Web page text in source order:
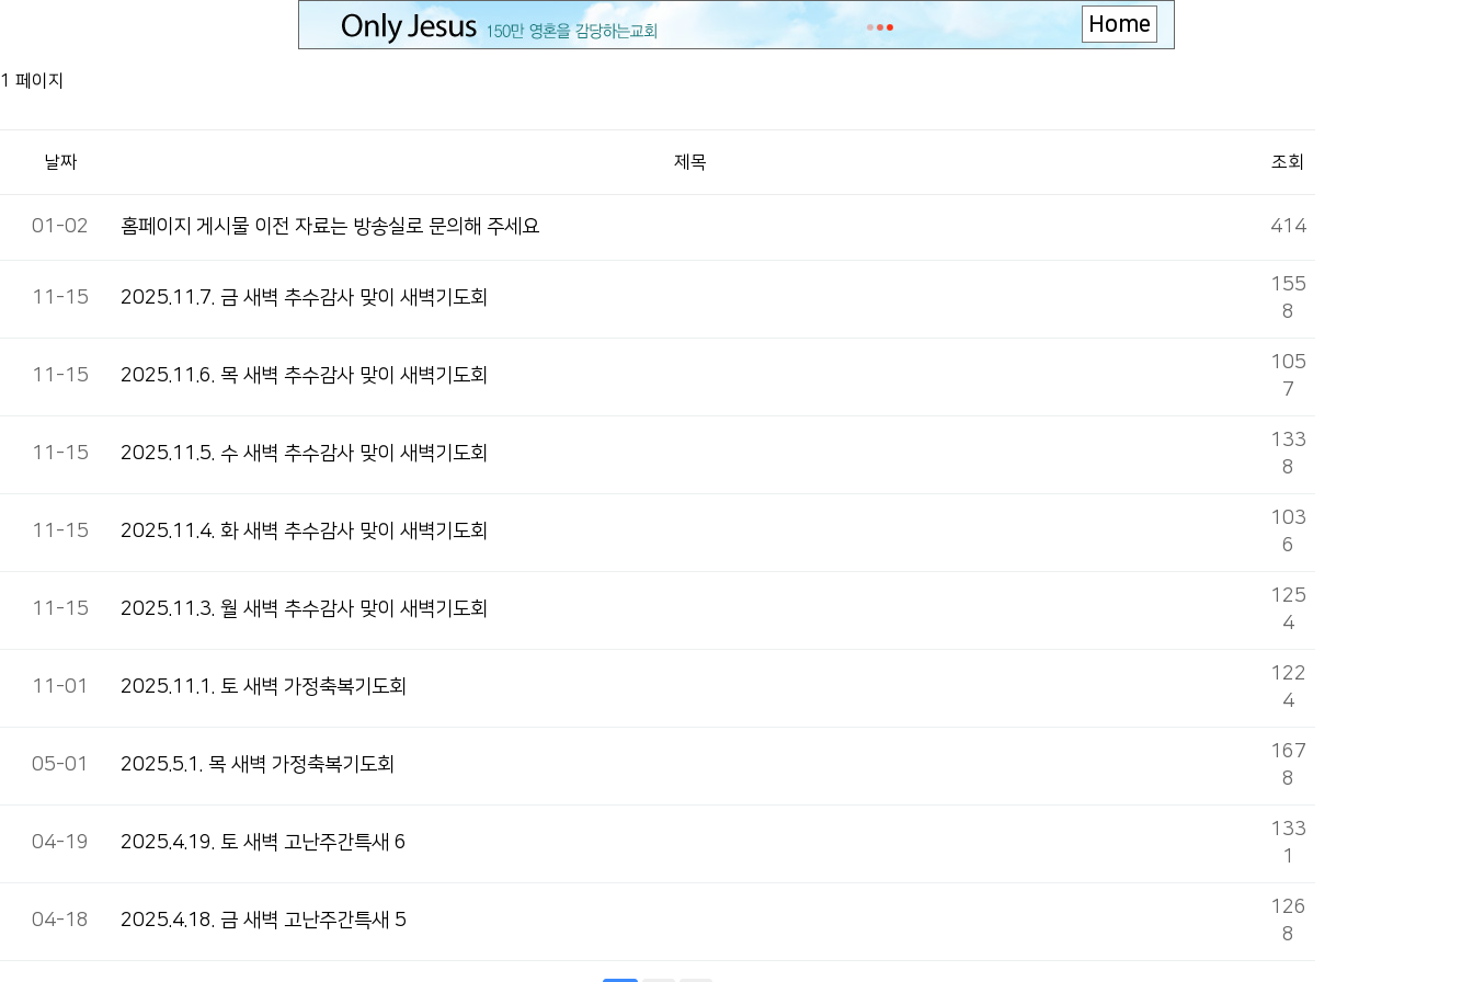
Home
1 페이지
날짜 제목 조회
01-02 홈페이지 게시물 이전 자료는 방송실로 문의해 주세요 414
11-15 2025.11.7. 금 새벽 추수감사 맞이 새벽기도회
155
8
11-15 2025.11.6. 목 새벽 추수감사 맞이 새벽기도회
105
7
11-15 2025.11.5. 수 새벽 추수감사 맞이 새벽기도회
133
8
11-15 2025.11.4. 화 새벽 추수감사 맞이 새벽기도회
103
6
11-15 2025.11.3. 월 새벽 추수감사 맞이 새벽기도회
125
4
11-01 2025.11.1. 토 새벽 가정축복기도회
122
4
05-01 2025.5.1. 목 새벽 가정축복기도회
167
8
04-19 2025.4.19. 토 새벽 고난주간특새 6
133
1
04-18 2025.4.18. 금 새벽 고난주간특새 5
126
8